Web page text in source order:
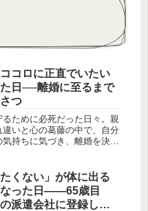
コロに正直でいたい
日──離婚に至るまで
つ
るために必死だった日々。親
違いと心の葛藤の中で、自分
持ちに気づき、離婚を決意
たくない」が体に出る
なった日――65歳目
派遣会社に登録しま